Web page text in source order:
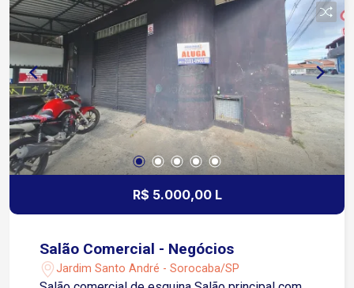
Ipanema, com ampla oferta de comércios e
serviços Fácil acesso à Zona Norte e Zona Oeste
de Sorocaba Região atendida por
supermercados, farmácias, escolas, padarias,
unidades de saúde e transporte público
R$ 5.000,00 L
Salão Comercial - Negócios
Jardim Santo André - Sorocaba/SP